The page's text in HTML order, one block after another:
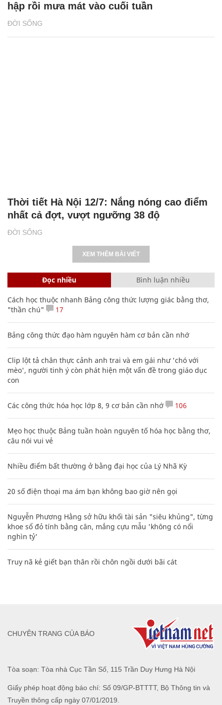
ĐỜI SỐNG
hập rồi mưa mát vào cuối tuần
ĐỜI SỐNG
Thời tiết Hà Nội 12/7: Nắng nóng cao điểm
nhất cả đợt, vượt ngưỡng 38 độ
XEM THÊM BÀI VIẾT
Đọc nhiều Bình luận nhiều
Cách học thuộc nhanh Bảng công thức lượng giác bằng thơ,
"thần chú"
17
Bảng công thức đạo hàm nguyên hàm cơ bản cần nhớ
Clip lột tả chân thực cảnh anh trai và em gái như 'chó với
mèo', người tinh ý còn phát hiện một vấn đề trong giáo dục
con
Các công thức hóa học lớp 8, 9 cơ bản cần nhớ 106
Mẹo học thuộc Bảng tuần hoàn nguyên tố hóa học bằng thơ,
câu nói vui vẻ
Nhiều điểm bất thường ở bằng đại học của Lý Nhã Kỳ
20 số điện thoại ma ám bạn không bao giờ nên gọi
Nguyễn Phương Hằng sở hữu khối tài sản "siêu khủng", từng
khoe sổ đỏ tính bằng cân, mắng cựu mẫu 'không có nổi
nghìn tỷ'
Truy nã kẻ giết bạn thân rồi chôn ngồi dưới bãi cát
Tòa soạn: Tòa nhà Cục Tần Số, 115 Trần Duy Hưng Hà Nội
Giấy phép hoạt động báo chí: Số 09/GP-BTTTT, Bộ Thông tin và
Truyền thông cấp ngày 07/01/2019.
CHUYÊN TRANG CỦA BÁO